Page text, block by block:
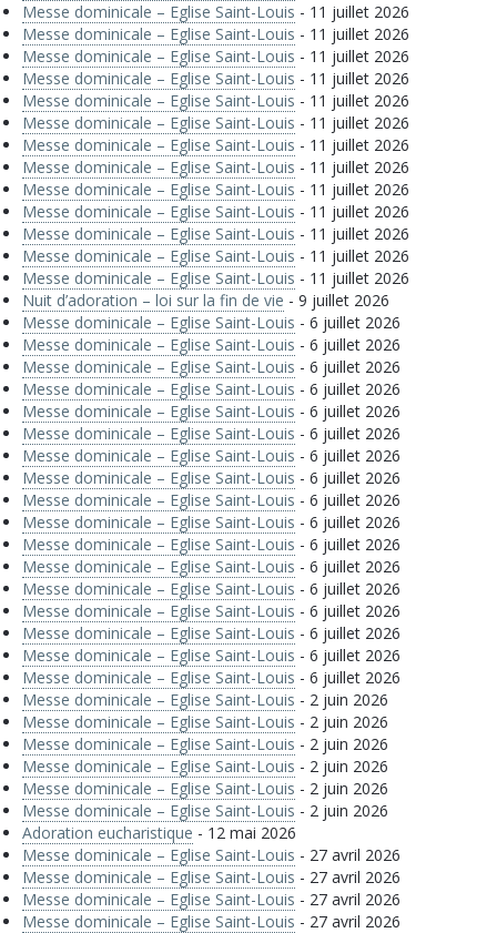
Messe dominicale – Eglise Saint-Louis - 11 juillet 2026
Messe dominicale – Eglise Saint-Louis - 11 juillet 2026
Messe dominicale – Eglise Saint-Louis - 11 juillet 2026
Messe dominicale – Eglise Saint-Louis - 11 juillet 2026
Messe dominicale – Eglise Saint-Louis - 11 juillet 2026
Messe dominicale – Eglise Saint-Louis - 11 juillet 2026
Messe dominicale – Eglise Saint-Louis - 11 juillet 2026
Messe dominicale – Eglise Saint-Louis - 11 juillet 2026
Messe dominicale – Eglise Saint-Louis - 11 juillet 2026
Messe dominicale – Eglise Saint-Louis - 11 juillet 2026
Messe dominicale – Eglise Saint-Louis - 11 juillet 2026
Messe dominicale – Eglise Saint-Louis - 11 juillet 2026
Messe dominicale – Eglise Saint-Louis - 11 juillet 2026
Nuit d’adoration – loi sur la fin de vie - 9 juillet 2026
Messe dominicale – Eglise Saint-Louis - 6 juillet 2026
Messe dominicale – Eglise Saint-Louis - 6 juillet 2026
Messe dominicale – Eglise Saint-Louis - 6 juillet 2026
Messe dominicale – Eglise Saint-Louis - 6 juillet 2026
Messe dominicale – Eglise Saint-Louis - 6 juillet 2026
Messe dominicale – Eglise Saint-Louis - 6 juillet 2026
Messe dominicale – Eglise Saint-Louis - 6 juillet 2026
Messe dominicale – Eglise Saint-Louis - 6 juillet 2026
Messe dominicale – Eglise Saint-Louis - 6 juillet 2026
Messe dominicale – Eglise Saint-Louis - 6 juillet 2026
Messe dominicale – Eglise Saint-Louis - 6 juillet 2026
Messe dominicale – Eglise Saint-Louis - 6 juillet 2026
Messe dominicale – Eglise Saint-Louis - 6 juillet 2026
Messe dominicale – Eglise Saint-Louis - 6 juillet 2026
Messe dominicale – Eglise Saint-Louis - 6 juillet 2026
Messe dominicale – Eglise Saint-Louis - 6 juillet 2026
Messe dominicale – Eglise Saint-Louis - 6 juillet 2026
Messe dominicale – Eglise Saint-Louis - 2 juin 2026
Messe dominicale – Eglise Saint-Louis - 2 juin 2026
Messe dominicale – Eglise Saint-Louis - 2 juin 2026
Messe dominicale – Eglise Saint-Louis - 2 juin 2026
Messe dominicale – Eglise Saint-Louis - 2 juin 2026
Messe dominicale – Eglise Saint-Louis - 2 juin 2026
Adoration eucharistique - 12 mai 2026
Messe dominicale – Eglise Saint-Louis - 27 avril 2026
Messe dominicale – Eglise Saint-Louis - 27 avril 2026
Messe dominicale – Eglise Saint-Louis - 27 avril 2026
Messe dominicale – Eglise Saint-Louis - 27 avril 2026